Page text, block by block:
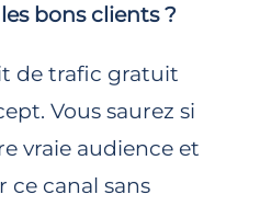
bons clients ?
de trafic gratuit
. Vous saurez si
vraie audience et
canal sans